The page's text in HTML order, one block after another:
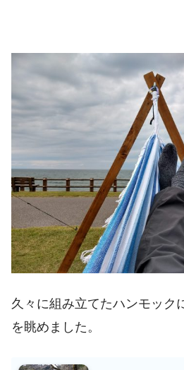
久々に組み立てたハンモック
を眺めました。